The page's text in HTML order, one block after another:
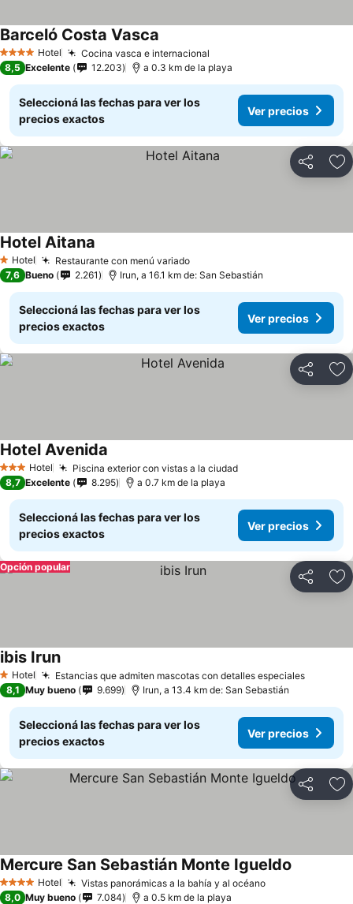
4 EstrellasHotel Cocina vasca e internacional
Barceló Costa Vasca
8,5 Excelente 12.203 a 0.3 km de la playa
Seleccioná las fechas para ver los
precios exactos
Ver precios
Compartir
1 Estrellas
Hotel Restaurante con menú variado
Hotel Aitana
7,6 Bueno 2.261 Irun, a 16.1 km de: San Sebastián
Seleccioná las fechas para ver los
precios exactos
Ver precios
Compartir
3 Estrellas
Hotel Piscina exterior con vistas a la ciudad
Hotel Avenida
8,7 Excelente 8.295 a 0.7 km de la playa
Seleccioná las fechas para ver los
precios exactos
Ver precios
Compartir
Opción popular
1 Estrellas
Hotel Estancias que admiten mascotas con detalles especiales
ibis Irun
8,1 Muy bueno 9.699 Irun, a 13.4 km de: San Sebastián
Seleccioná las fechas para ver los
precios exactos
Ver precios
Compartir
4 EstrellasHotel Vistas panorámicas a la bahía y al océano
Mercure San Sebastián Monte Igueldo
8,0 Muy bueno 7.084 a 0.5 km de la playa